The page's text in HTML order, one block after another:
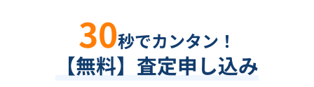
30秒でカンタン！
【無料】査定申し込み